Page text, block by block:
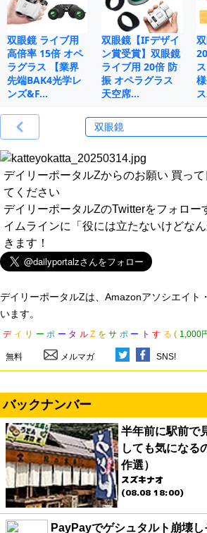
双眼鏡 ライブ用
高倍率 15倍 オペ
ラグラス 【業界
先端BAK4光学レ
ンズ&F…
双眼鏡【IFデザイ
ン賞受賞】双眼鏡
ライブ用 20倍 防
振 オペラグラス
天空席…
デイリーポータルZからのお願い 買っ
てください
デイリーポータルZのTwitterをフォロー
イムラインに「役には立たないけどな
きます！
デイリーポータルZは、Amazonアソシエイト
います。
デ イ リ ー ポ ー タ ル Z を サ ポ ー ト す る ( 1,000
無料 メルマガ SNS!
バックナンバー
半年前に駅前で
しても気になる
作選）
スズキナオ
(08.08 18:00)
PayPayでゲシュタルト崩壊し